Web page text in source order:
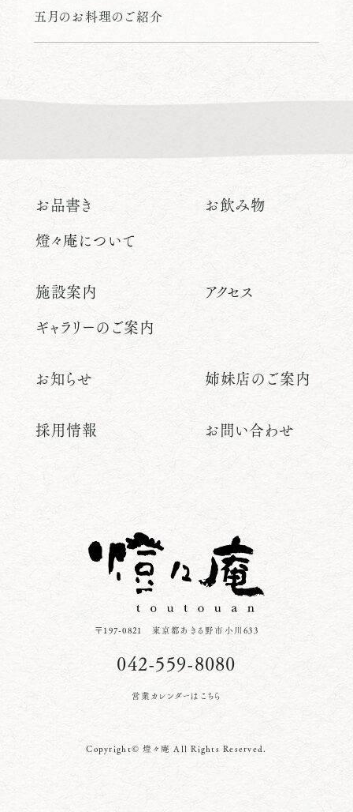
五月のお料理のご紹介
お品書き
お飲み物
燈々庵について
施設案内
アクセス
ギャラリーのご案内
お知らせ 姉妹店のご案内
採用情報 お問い合わせ
〒197-0821 東京都あきる野市小川633
042-559-8080
営業カレンダーはこちら
Copyright© 燈々庵 All Rights Reserved.